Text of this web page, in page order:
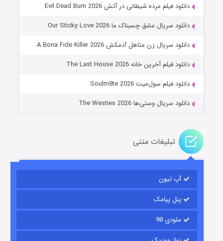
عملیات آپارتمان
قسمت۲ (زیرنویس) منتشر شد
مردگان متحرک: شهر مرده ۳
دانلود فیلم مرده شیطانی در آتش Evil Dead Burn 2026
دانلود سریال عشق چسبناک ما Our Sticky Love 2026
دانلود سریال زن متاهل آدمکش A Bona Fide Killer 2026
دانلود فیلم آخرین خانه The Last House 2026
دانلود فیلم سول‌میت Soulm8te 2026
دانلود سریال وستی‌ها The Westies 2026
تبلیغات متنی
آپ تیون
پنل پیامک
ملودی 98